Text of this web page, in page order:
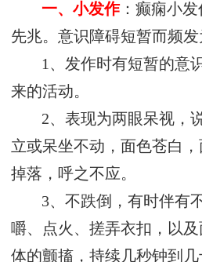
一、小发作：癫痫小
先兆。意识障碍短暂而频发
1、发作时有短暂的意
来的活动。
2、表现为两眼呆视，
立或呆坐不动，面色苍白
掉落，呼之不应。
3、不跌倒，有时伴有
嚼、点火、搓弄衣扣，以
体的颤搐，持续几秒钟到